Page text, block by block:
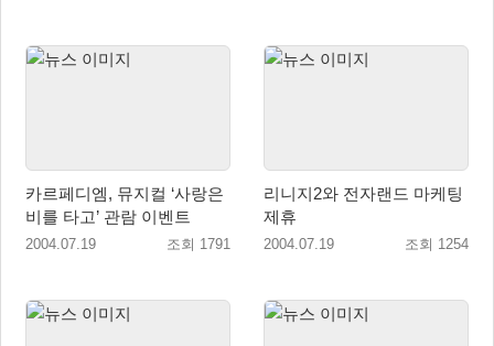
카르페디엠, 뮤지컬 ‘사랑은
비를 타고’ 관람 이벤트
2004.07.19 조회 1791
리니지2와 전자랜드 마케팅
제휴
2004.07.19 조회 1254